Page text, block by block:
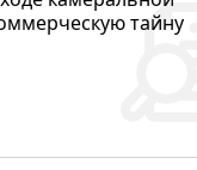
тайну